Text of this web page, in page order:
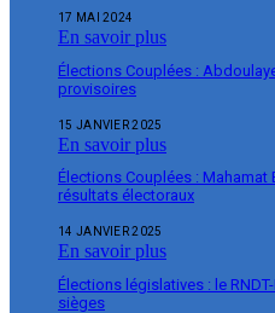
17 MAI 2024
En savoir plus
Élections Couplées :
provisoires
15 JANVIER 2025
En savoir plus
Élections Couplées : Mahamat
résultats électoraux
14 JANVIER 2025
En savoir plus
Élections législatives : le
sièges